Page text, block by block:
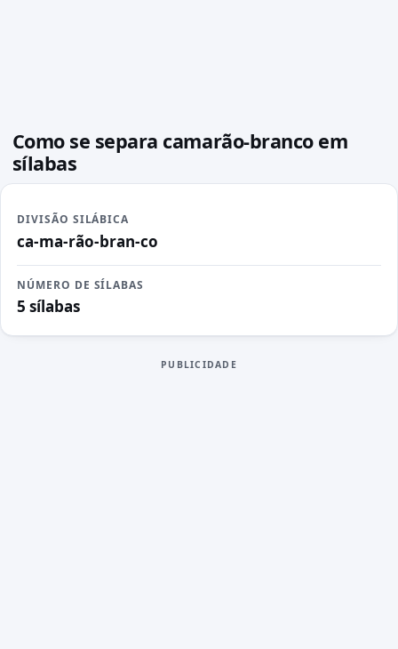
Como se separa camarão-branco em
sílabas
DIVISÃO SILÁBICA
ca-ma-rão-bran-co
NÚMERO DE SÍLABAS
5 sílabas
PUBLICIDADE